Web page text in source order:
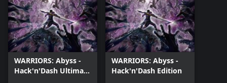
WARRIORS: Abyss -
Hack'n'Dash Ultimate
WARRIORS: Abyss -
Hack'n'Dash Edition